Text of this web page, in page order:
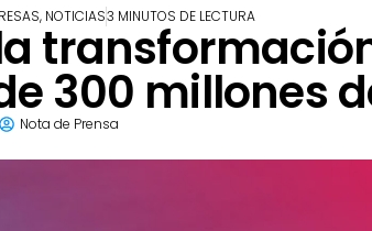
, NOTICIAS3 MINUTOS DE LECTURA
300 millones
Nota de Prensa